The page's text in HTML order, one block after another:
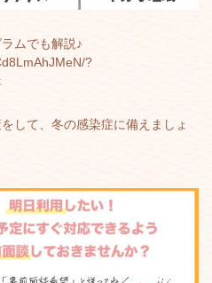
ムでも解説♪
?
して、冬の感染症に備えましょ